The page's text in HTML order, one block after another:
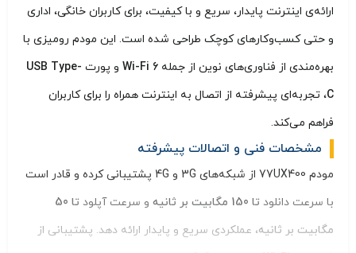
ارائه‌ی اینترنت پایدار، سریع و با کیفیت، برای کاربران خانگی، اداری
و حتی کسب‌وکارهای کوچک طراحی شده است. این مودم رومیزی با
بهره‌مندی از فناوری‌های نوین از جمله Wi-Fi 6 و پورت USB Type-
C، تجربه‌ای پیشرفته از اتصال به اینترنت همراه را برای کاربران
فراهم می‌کند.
مشخصات فنی و اتصالات پیشرفته
مودم 77UX400 از شبکه‌های 3G و 4G پشتیبانی کرده و قادر است
با سرعت دانلود تا 150 مگابیت بر ثانیه و سرعت آپلود
تا 50
مگابیت بر ثانیه، عملکردی سریع و پایدار ارائه دهد. پشتیبانی از